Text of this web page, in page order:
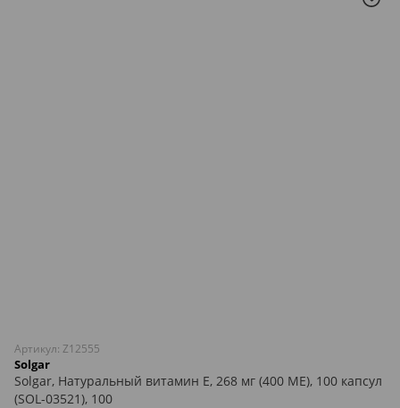
Артикул: Z12555
Solgar
Solgar, Натуральный витамин E, 268 мг (400 МЕ), 100 капсул
(SOL-03521), 100